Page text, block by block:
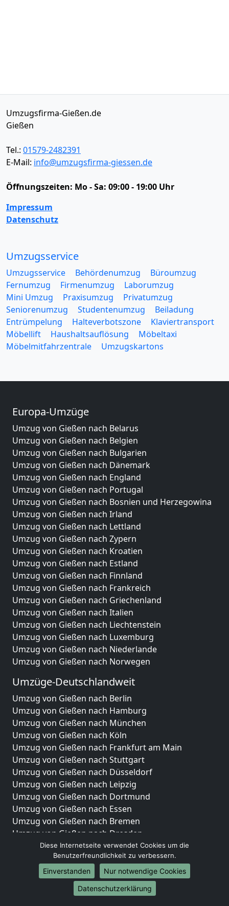
Umzugsfirma-Gießen.de
Gießen
Tel.: 01579-2482391
E-Mail: info@umzugsfirma-giessen.de
Öffnungszeiten: Mo - Sa: 09:00 - 19:00 Uhr
Impressum
Datenschutz
Umzugsservice
Umzugsservice Behördenumzug
Büroumzug
Fernumzug
Firmenumzug
Laborumzug
Mini Umzug
Praxisumzug
Privatumzug
Seniorenumzug
Studentenumzug
Beiladung
Entrümpelung
Halteverbotszone
Klaviertransport
Möbellift
Haushaltsauflösung
Möbeltaxi
Möbelmitfahrzentrale
Umzugskartons
Europa-Umzüge
Umzug von Gießen nach Belarus
Umzug von Gießen nach Belgien
Umzug von Gießen nach Bulgarien
Umzug von Gießen nach Dänemark
Umzug von Gießen nach England
Umzug von Gießen nach Portugal
Umzug von Gießen nach Bosnien und Herzegowina
Umzug von Gießen nach Irland
Umzug von Gießen nach Lettland
Umzug von Gießen nach Zypern
Umzug von Gießen nach Kroatien
Umzug von Gießen nach Estland
Umzug von Gießen nach Finnland
Umzug von Gießen nach Frankreich
Umzug von Gießen nach Griechenland
Umzug von Gießen nach Italien
Umzug von Gießen nach Liechtenstein
Umzug von Gießen nach Luxemburg
Umzug von Gießen nach Niederlande
Umzug von Gießen nach Norwegen
Umzüge-Deutschlandweit
Umzug von Gießen nach Berlin
Umzug von Gießen nach Hamburg
Umzug von Gießen nach München
Umzug von Gießen nach Köln
Umzug von Gießen nach Frankfurt am Main
Umzug von Gießen nach Stuttgart
Umzug von Gießen nach Düsseldorf
Umzug von Gießen nach Leipzig
Umzug von Gießen nach Dortmund
Umzug von Gießen nach Essen
Umzug von Gießen nach Bremen
Umzug von Gießen nach Dresden
Umzug von Gießen nach Hannover
Umzug von Gießen nach Nürnberg
Umzug von Gießen nach Duisburg
Umzug von Gießen nach Bochum
Umzug von Gießen nach Wuppertal
Diese Internetseite verwendet Cookies um die
Benutzerfreundlichkeit zu verbessern.
Einverstanden
Nur notwendige Cookies
Datenschutzerklärung